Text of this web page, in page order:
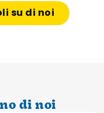
su di noi
di noi